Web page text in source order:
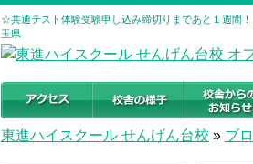
☆共通テスト体験受験申し込み締切りまであと１週間
玉県
東進ハイスクール せんげん台校 » ブ